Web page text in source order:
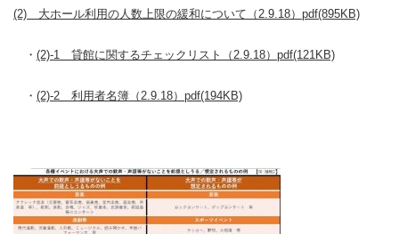
(2) 大ホール利用の人数上限の緩和について（2.9.18）pdf(895KB)
・ (2)-1 貸館に関するチェックリスト（2.9.18）pdf(121KB)
・ (2)-2 利用者名簿（2.9.18）pdf(194KB)